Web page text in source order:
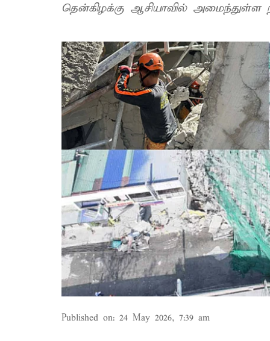
தென்கிழக்கு ஆசியாவில் அமைந்துள்ள
Published on: 24 May 2026, 7:39 am